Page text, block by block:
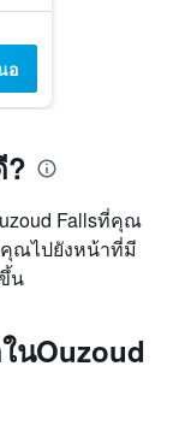
อ
?
Fallsที่คุณ
ณไปยังหน้าที่มี
น
นOuzoud